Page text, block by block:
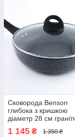
Сковорода Benson
глибока з кришкою
діаметр 28 см
антипригарне
1 145 ₴ 1 350 ₴